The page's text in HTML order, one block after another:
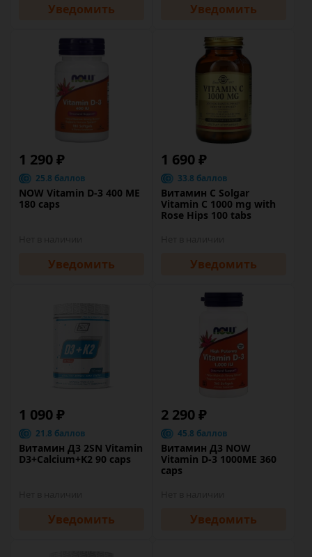
Уведомить Уведомить
1 290 ₽
25.8 баллов
NOW Vitamin D-3 400 ME
180 caps
Уведомить
1 690 ₽
33.8 баллов
Витамин C Solgar
Vitamin C 1000 mg with
Rose Hips 100 tabs
Уведомить
1 090 ₽
21.8 баллов
Витамин Д3 2SN Vitamin
D3+Calcium+K2 90 caps
Уведомить
2 290 ₽
45.8 баллов
Витамин Д3 NOW
Vitamin D-3 1000ME 360
caps
Уведомить